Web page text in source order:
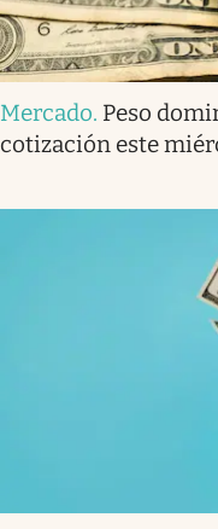
Mercado. Peso
cotización este